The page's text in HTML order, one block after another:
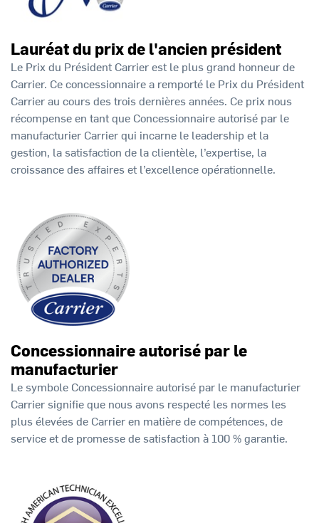
Lauréat du prix de l'ancien président
Le Prix du Président Carrier est le plus grand honneur de
Carrier. Ce concessionnaire a remporté le Prix du Président
Carrier au cours des trois dernières années. Ce prix nous
récompense en tant que Concessionnaire autorisé par le
manufacturier Carrier qui incarne le leadership et la
gestion, la satisfaction de la clientèle, l’expertise, la
croissance des affaires et l’excellence opérationnelle.
Concessionnaire autorisé par le
manufacturier
Le symbole Concessionnaire autorisé par le manufacturier
Carrier signifie que nous avons respecté les normes les
plus élevées de Carrier en matière de compétences, de
service et de promesse de satisfaction à 100 % garantie.